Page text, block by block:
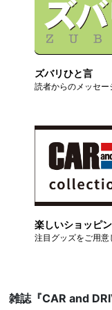
ズバリひと言
読者からのメッセー
楽しいショッピ
注目グッズをご用意
雑誌『CAR and